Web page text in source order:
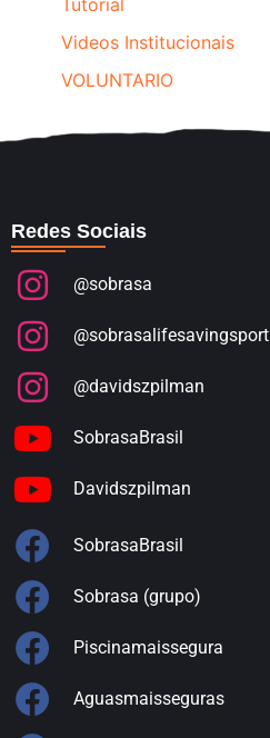
Videos Institucionais
VOLUNTARIO
Redes Sociais
@sobrasa
@sobrasalifesavingsport
@davidszpilman
SobrasaBrasil
Davidszpilman
SobrasaBrasil
Sobrasa (grupo)
Piscinamaissegura
Aguasmaisseguras